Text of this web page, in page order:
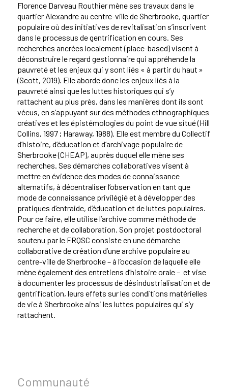
FlorenceDarveau Routhier mène ses travaux dans le
quartier Alexandre au centre-ville de Sherbrooke, quartier
populaire où des initiatives de revitalisation s’inscrivent
dans le processus de gentrification en cours. Ses
recherches ancrées localement (place-based) visent à
déconstruire le regard gestionnaire qui appréhende la
pauvreté et les enjeux qui y sont liés « à partir du haut »
(Scott, 2019). Elle aborde donc les enjeux liés à la
pauvreté ainsi que les luttes historiques qui s’y
rattachent au plus près, dans les manières dont ils sont
vécus, en s’appuyant sur des méthodes ethnographiques
créatives et les épistémologies du point de vue situé (Hill
Collins, 1997 ; Haraway, 1988). Elle est membre du Collectif
d’histoire, d’éducation et d’archivage populaire de
Sherbrooke (CHEAP), auprès duquel elle mène ses
recherches. Ses démarches collaboratives visent à
mettre en évidence des modes de connaissance
alternatifs, à décentraliser l’observation en tant que
mode de connaissance privilégié et à développer des
pratiques d’entraide, d’éducation et de luttes populaires.
Pour ce faire, elle utilise l’archive comme méthode de
recherche et de collaboration. Son projet postdoctoral
soutenu par le FRQSC consiste en une démarche
collaborative de création d’une archive populaire au
centre-ville de Sherbrooke – à l’occasion de laquelle elle
mène également des entretiens d’histoire orale – et vise
à documenter les processus de désindustrialisation et de
gentrification, leurs effets sur les conditions matérielles
de vie à Sherbrooke ainsi les luttes populaires qui s’y
rattachent.
Communauté